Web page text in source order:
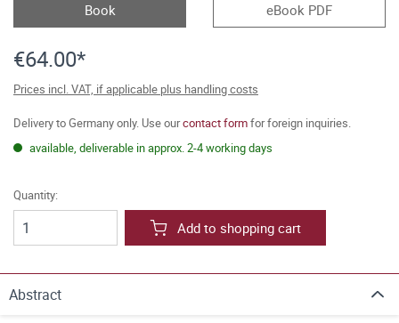
Book eBook PDF
€64.00*
Prices incl. VAT, if applicable plus handling costs
Delivery to Germany only. Use ourcontact formfor foreign inquiries.
available, deliverable in approx. 2-4 working days
Quantity:
Add to shopping cart
Abstract